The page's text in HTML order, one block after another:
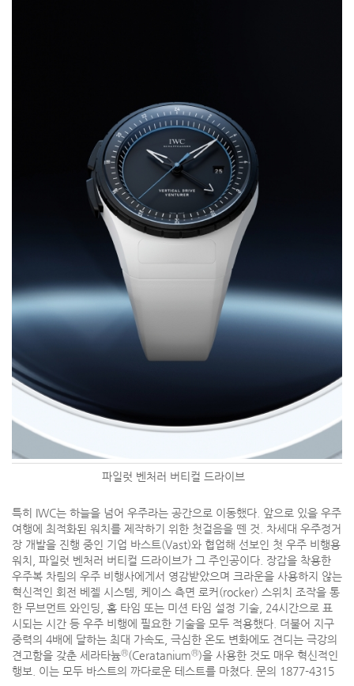
파일럿 벤처러 버티컬 드라이브
특히 IWC는 하늘을 넘어 우주라는 공간으로 이동했다. 앞으로 있을 우주
여행에 최적화된 워치를 제작하기 위한 첫걸음을 뗀 것. 차세대 우주정거
장 개발을 진행 중인 기업 바스트(Vast)와 협업해 선보인 첫 우주 비행용
워치, 파일럿 벤처러 버티컬 드라이브가 그 주인공이다. 장갑을 착용한
우주복 차림의 우주 비행사에게서 영감받았으며 크라운을 사용하지 않는
혁신적인 회전 베젤 시스템, 케이스 측면 로커(rocker) 스위치 조작을 통
한 무브먼트 와인딩, 홈 타임 또는 미션 타임 설정 기술, 24시간으로 표
시되는 시간 등 우주 비행에 필요한 기술을 모두 적용했다. 더불어 지구
중력의 4배에 달하는 최대 가속도, 극심한 온도 변화에도 견디는 극강의
견고함을 갖춘 세라타늄Ⓡ(CerataniumⓇ)을 사용한 것도 매우 혁신적인
행보. 이는 모두 바스트의 까다로운 테스트를 마쳤다. 문의 1877-4315